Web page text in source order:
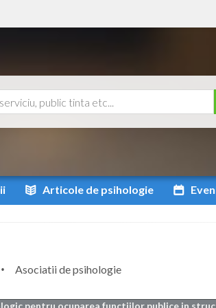
Articole de psihologie
Asociatii de psihologie
pentru ocuparea functiilor publice in